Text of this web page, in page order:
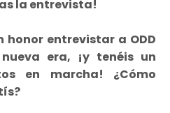
la entrevista!
honor entrevistar a ODD
nueva era, ¡y tenéis un
en marcha! ¿Cómo